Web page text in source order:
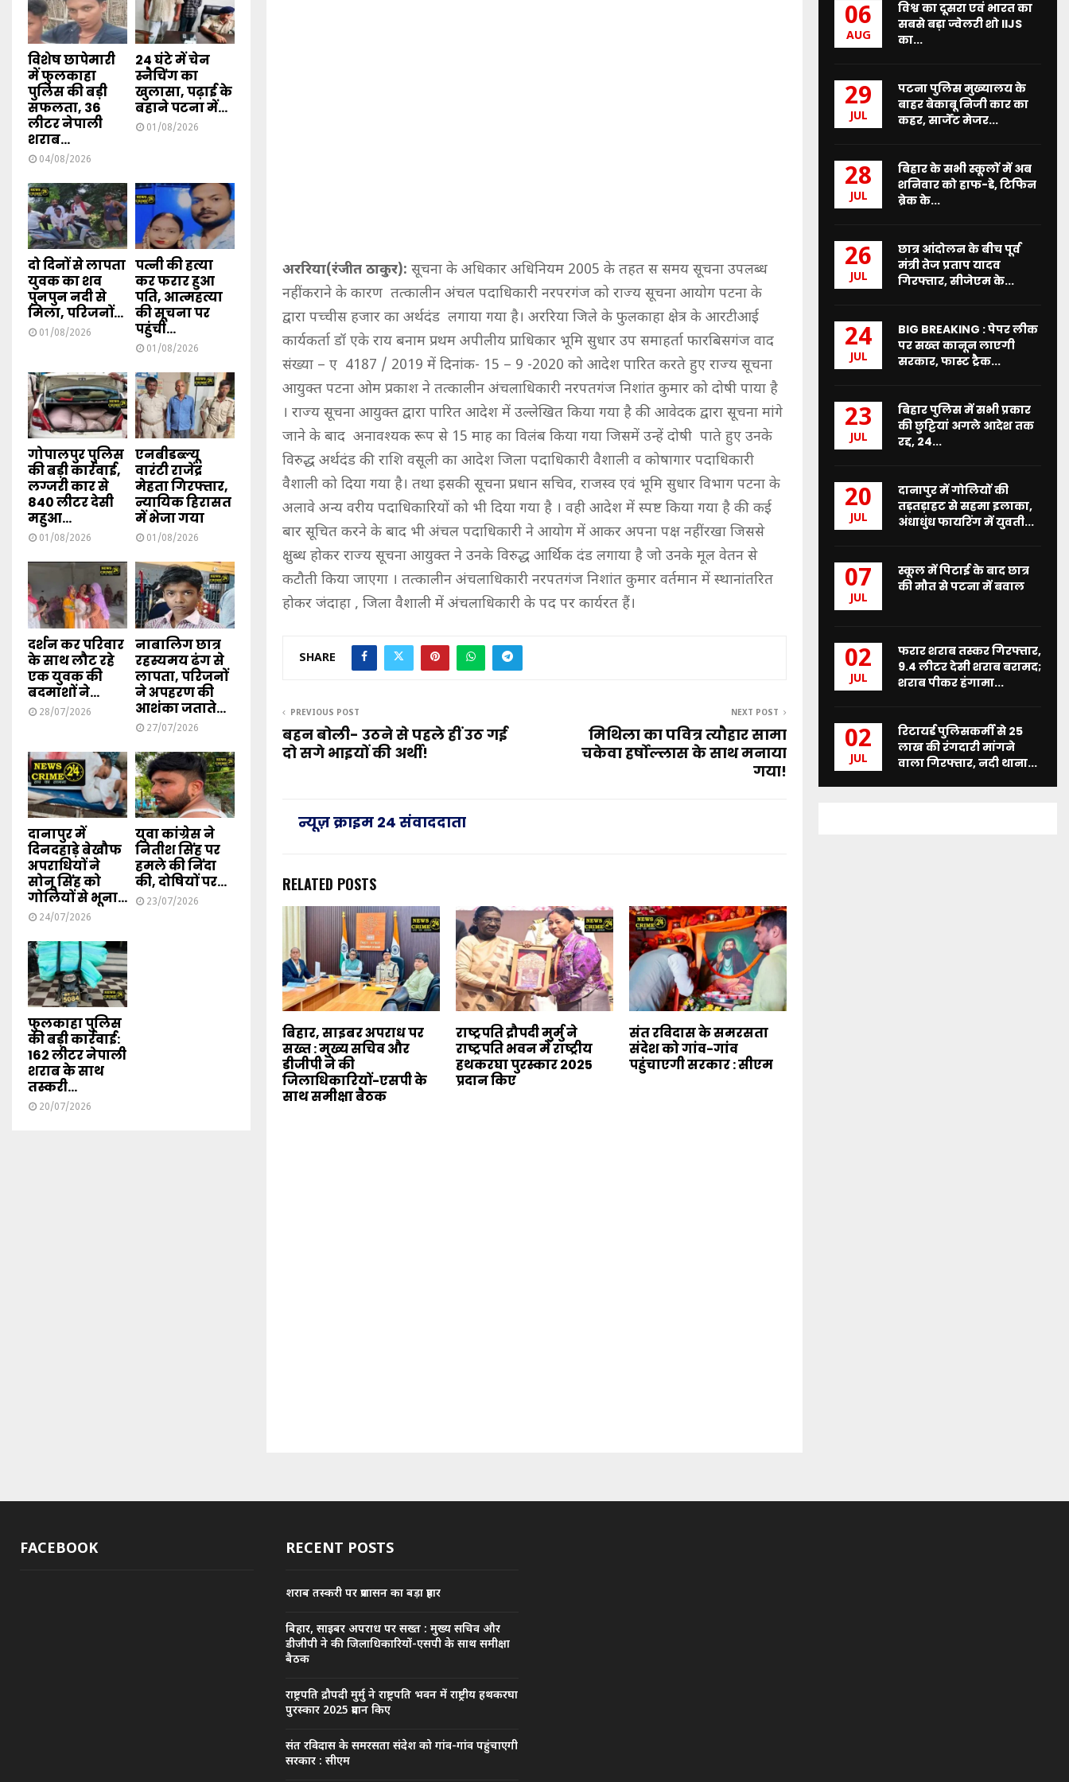
अररिया(रंजीत ठाकुर): सूचना के अधिकार अधिनियम 2005 के तहत स समय सूचना उपलब्ध
नहीं कराने के कारण तत्कालीन अंचल पदाधिकारी नरपरगंज को राज्य सूचना आयोग पटना के
द्वारा पच्चीस हजार का अर्थदंड लगाया गया है। अररिया जिले के फुलकाहा क्षेत्र के आरटीआई
कार्यकर्ता डॉ एके राय बनाम प्रथम अपीलीय प्राधिकार भूमि सुधार उप समाहर्ता फारबिसगंज वाद
संख्या – ए 4187 / 2019 में दिनांक- 15 – 9 -2020 को आदेश पारित करते हुए राज्य सूचना
आयुक्त पटना ओम प्रकाश ने तत्कालीन अंचलाधिकारी नरपतगंज निशांत कुमार को दोषी पाया है
। राज्य सूचना आयुक्त द्वारा पारित आदेश में उल्लेखित किया गया है की आवेदक द्वारा सूचना मांगे
जाने के बाद अनावश्यक रूप से 15 माह का विलंब किया गया जिसमें उन्हें दोषी पाते हुए उनके
विरुद्ध अर्थदंड की राशि वसूली का आदेश जिला पदाधिकारी वैशाली व कोषागार पदाधिकारी
वैशाली को दिया गया है। तथा इसकी सूचना प्रधान सचिव, राजस्व एवं भूमि सुधार विभाग पटना के
अलावे अन्य वरीय पदाधिकारियों को भी दिया गया है । वही आदेश में स्पष्ट किया गया है की कई
बार सूचित करने के बाद भी अंचल पदाधिकारी ने आयोग में आकर अपना पक्ष नहीं रखा जिससे
क्षुब्ध होकर राज्य सूचना आयुक्त ने उनके विरुद्ध आर्थिक दंड लगाया है जो उनके मूल वेतन से
कटौती किया जाएगा । तत्कालीन अंचलाधिकारी नरपतगंज निशांत कुमार वर्तमान में स्थानांतरित
होकर जंदाहा , जिला वैशाली में अंचलाधिकारी के पद पर कार्यरत हैं।
SHARE
PREVIOUS POST
बहन बोली- उठने से पहले हीं उठ गई
दो सगे भाइयों की अर्थी!
NEXT POST
मिथिला का पवित्र त्यौहार सामा
चकेवा हर्षोल्लास के साथ मनाया
गया!
न्यूज़ क्राइम 24 संवाददाता
RELATED POSTS
बिहार, साइबर अपराध पर
सख्त : मुख्य सचिव और
डीजीपी ने की
जिलाधिकारियों-एसपी के
साथ समीक्षा बैठक
राष्ट्रपति द्रौपदी मुर्मु ने
राष्ट्रपति भवन में राष्ट्रीय
हथकरघा पुरस्कार 2025
प्रदान किए
संत रविदास के समरसता
संदेश को गांव-गांव
पहुंचाएगी सरकार : सीएम
विशेष छापेमारी
में फुलकाहा
पुलिस की बड़ी
सफलता, 36
लीटर नेपाली
शराब...
04/08/2026
24 घंटे में चेन
स्नैचिंग का
खुलासा, पढ़ाई के
बहाने पटना में...
01/08/2026
दो दिनों से लापता
युवक का शव
पुनपुन नदी से
मिला, परिजनों...
01/08/2026
पत्नी की हत्या
कर फरार हुआ
पति, आत्महत्या
की सूचना पर
पहुंची...
01/08/2026
गोपालपुर पुलिस
की बड़ी कार्रवाई,
लग्जरी कार से
840 लीटर देसी
महुआ...
01/08/2026
एनबीडब्ल्यू
वारंटी राजेंद्र
मेहता गिरफ्तार,
न्यायिक हिरासत
में भेजा गया
01/08/2026
दर्शन कर परिवार
के साथ लौट रहे
एक युवक की
बदमाशों ने...
28/07/2026
नाबालिग छात्र
रहस्यमय ढंग से
लापता, परिजनों
ने अपहरण की
आशंका जताते...
27/07/2026
दानापुर में
दिनदहाड़े बेखौफ
अपराधियों ने
सोनू सिंह को
गोलियों से भूना...
24/07/2026
युवा कांग्रेस ने
नितीश सिंह पर
हमले की निंदा
की, दोषियों पर...
23/07/2026
फुलकाहा पुलिस
की बड़ी कार्रवाई:
162 लीटर नेपाली
शराब के साथ
तस्करी...
20/07/2026
06
AUG
विश्व का दूसरा एवं भारत का
सबसे बड़ा ज्वेलरी शो IIJS
का...
29
JUL
पटना पुलिस मुख्यालय के
बाहर बेकाबू निजी कार का
कहर, सार्जेंट मेजर...
28
JUL
बिहार के सभी स्कूलों में अब
शनिवार को हाफ-डे, टिफिन
ब्रेक के...
26
JUL
छात्र आंदोलन के बीच पूर्व
मंत्री तेज प्रताप यादव
गिरफ्तार, सीजेएम के...
24
JUL
BIG BREAKING : पेपर लीक
पर सख्त कानून लाएगी
सरकार, फास्ट ट्रैक...
23
JUL
बिहार पुलिस में सभी प्रकार
की छुट्टियां अगले आदेश तक
रद्द, 24...
20
JUL
दानापुर में गोलियों की
तड़तड़ाहट से सहमा इलाका,
अंधाधुंध फायरिंग में युवती...
07
JUL
स्कूल में पिटाई के बाद छात्र
की मौत से पटना में बवाल
02
JUL
फरार शराब तस्कर गिरफ्तार,
9.4 लीटर देसी शराब बरामद;
शराब पीकर हंगामा...
02
JUL
रिटायर्ड पुलिसकर्मी से 25
लाख की रंगदारी मांगने
वाला गिरफ्तार, नदी थाना...
FACEBOOK RECENT POSTS
शराब तस्करी पर प्रशासन का बड़ा प्रहार
बिहार, साइबर अपराध पर सख्त : मुख्य सचिव और
डीजीपी ने की जिलाधिकारियों-एसपी के साथ समीक्षा
बैठक
राष्ट्रपति द्रौपदी मुर्मु ने राष्ट्रपति भवन में राष्ट्रीय हथकरघा
पुरस्कार 2025 प्रदान किए
संत रविदास के समरसता संदेश को गांव-गांव पहुंचाएगी
सरकार : सीएम